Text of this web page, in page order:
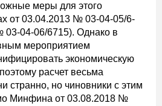
меры для этого
от 03.04.2013 № 03-04-05/6-
03-04-06/6715). Однако в
мероприятием
экономическую
расчет весьма
странно, но чиновники с этим
Минфина от 03.08.2018 №